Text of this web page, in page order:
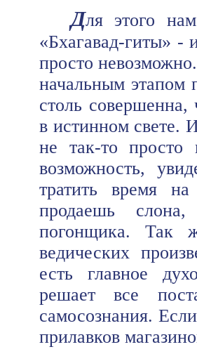
Для этого
«Бхагавад-гиты» -
просто
начальным этапом
столь совершенна,
в истинном свете.
не так-то
возможность,
тратить время на
продаешь
погонщика. Так
ведических
есть главное
решает все
самосознания.
прилавков